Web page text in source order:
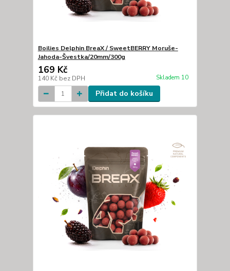
Boilies Delphin BreaX / SweetBERRY Moruše-
Jahoda-Švestka/20mm/300g
169 Kč
140 Kč bez DPH Skladem 10
Přidat do košíku